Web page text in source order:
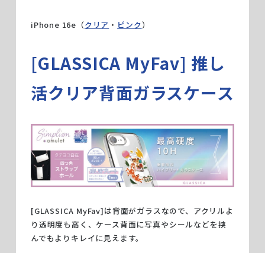
iPhone 16e（クリア ・ ピンク）
[GLASSICA MyFav] 推し
活クリア背面ガラスケース
[GLASSICA MyFav]は背面がガラスなので、アクリルよ
り透明度も高く、ケース背面に写真やシールなどを挟
んでもよりキレイに見えます。